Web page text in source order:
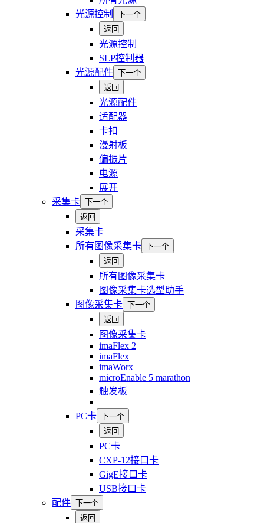
光源控制
下一个
返回
光源控制
SLP控制器
光源配件
下一个
返回
光源配件
适配器
卡扣
漫射板
偏振片
电源
展开
采集卡
下一个
返回
采集卡
所有图像采集卡
下一个
返回
所有图像采集卡
图像采集卡选型助手
图像采集卡
下一个
返回
图像采集卡
imaFlex 2
imaFlex
imaWorx
microEnable 5 marathon
触发板
PC卡
下一个
返回
PC卡
CXP-12接口卡
GigE接口卡
USB接口卡
配件
下一个
返回